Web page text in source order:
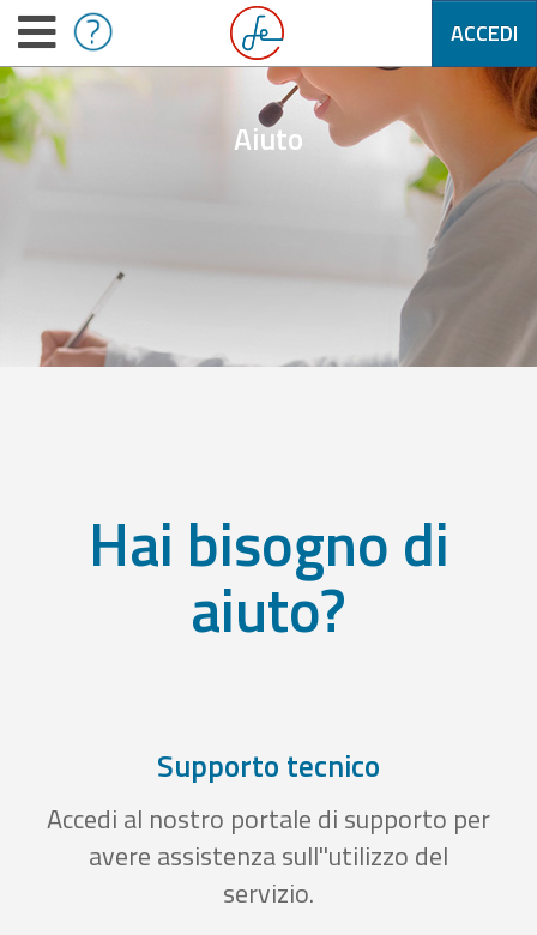
ACCEDI
Aiuto
Hai bisogno di
aiuto?
Supporto tecnico
Accedi al nostro portale di supporto per
avere assistenza sull''utilizzo del
servizio.